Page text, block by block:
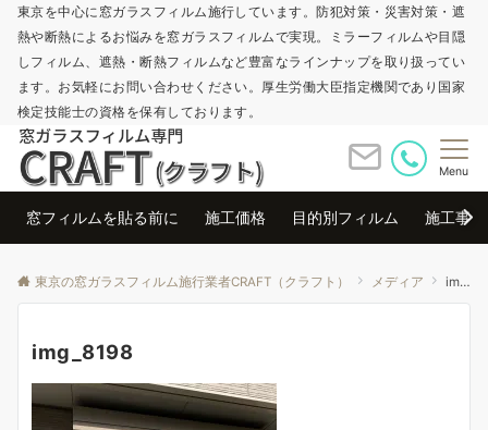
東京を中心に窓ガラスフィルム施行しています。防犯対策・災害対策・遮
熱や断熱によるお悩みを窓ガラスフィルムで実現。ミラーフィルムや目隠
しフィルム、遮熱・断熱フィルムなど豊富なラインナップを取り扱ってい
ます。お気軽にお問い合わせください。厚生労働大臣指定機関であり国家
検定技能士の資格を保有しております。
Menu
窓フィルムを貼る前に 施工価格 目的別フィルム 施工事例
東京の窓ガラスフィルム施行業者CRAFT（クラフト） メディア img_8198
img_8198